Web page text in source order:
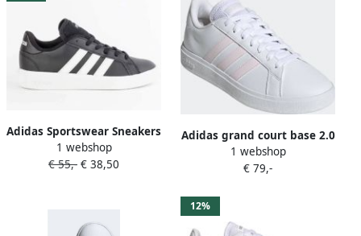
Adidas Sportswear Sneakers
GRAND COURT TD
LIFESTYLE COURT CASUAL
1 webshop
€ 55,- € 38,50
Adidas grand court base 2.0
sneakers wit roze dames
1 webshop
€ 79,-
12%